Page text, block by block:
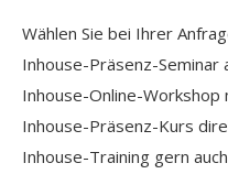
Wählen Sie bei Ihrer
Inhouse-Präsenz-Seminar
Inhouse-Online-
Inhouse-Präsenz-Kurs
Inhouse-Training gern